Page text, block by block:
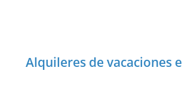
Alquileres de vacaciones